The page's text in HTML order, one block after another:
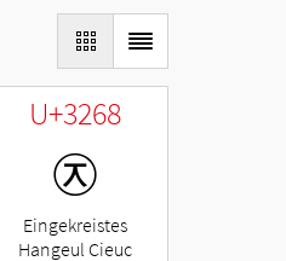
U+3268
㉨
Eingekreistes
Hangeul Cieuc